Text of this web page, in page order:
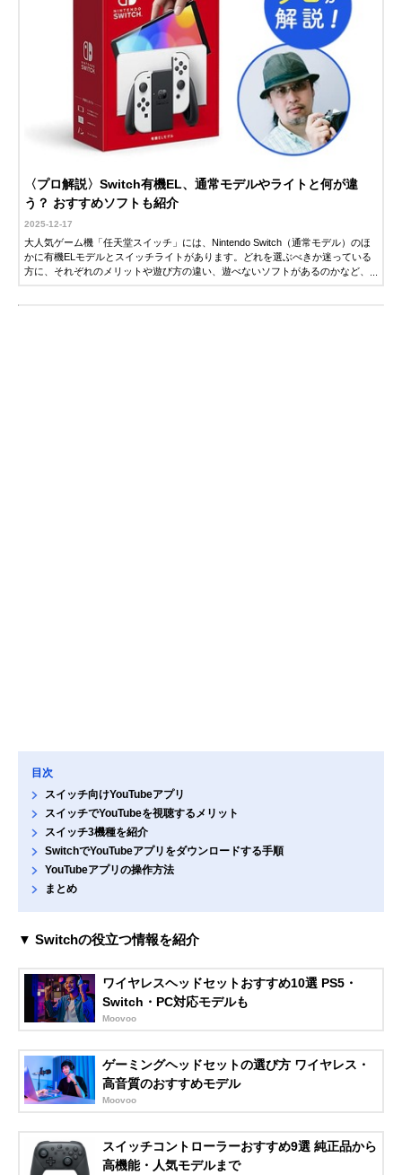
〈プロ解説〉Switch有機EL、通常モデルやライトと何が違
う？ おすすめソフトも紹介
2025-12-17
大人気ゲーム機「任天堂スイッチ」には、Nintendo Switch（通常モデル）のほ
かに有機ELモデルとスイッチライトがあります。どれを選ぶべきか迷っている
方に、それぞれのメリットや遊び方の違い、遊べないソフトがあるのかなど、
目次
スイッチ向けYouTubeアプリ
スイッチでYouTubeを視聴するメリット
スイッチ3機種を紹介
SwitchでYouTubeアプリをダウンロードする手順
YouTubeアプリの操作方法
まとめ
▼ Switchの役立つ情報を紹介
ワイヤレスヘッドセットおすすめ10選 PS5・
Switch・PC対応モデルも
Moovoo
ゲーミングヘッドセットの選び方 ワイヤレス・
高音質のおすすめモデル
Moovoo
スイッチコントローラーおすすめ9選 純正品から
高機能・人気モデルまで